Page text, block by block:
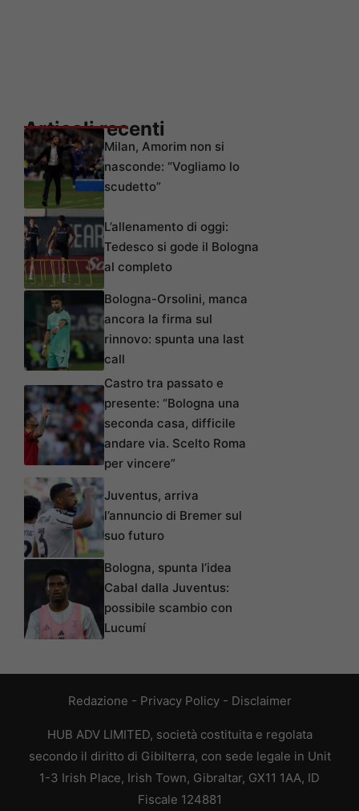
Articoli recenti
Milan, Amorim non si
nasconde: “Vogliamo lo
scudetto”
L’allenamento di oggi:
Tedesco si gode il Bologna
al completo
Bologna-Orsolini, manca
ancora la firma sul
rinnovo: spunta una last
call
Castro tra passato e
presente: “Bologna una
seconda casa, difficile
andare via. Scelto Roma
per vincere”
Juventus, arriva
l’annuncio di Bremer sul
suo futuro
Bologna, spunta l’idea
Cabal dalla Juventus:
possibile scambio con
Lucumí
Redazione - Privacy Policy- Disclaimer
HUB ADV LIMITED, società costituita e regolata
secondo il diritto di Gibilterra, con sede legale in Unit
1-3 Irish Place, Irish Town, Gibraltar, GX11 1AA, ID
Fiscale 124881